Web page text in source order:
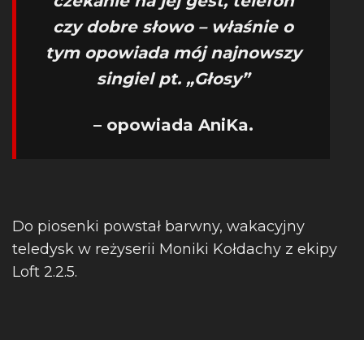
czy dobre słowo – właśnie o
tym opowiada mój najnowszy
singiel pt. „Głosy”
– opowiada AniKa.
Do piosenki powstał barwny, wakacyjny
teledysk w reżyserii Moniki Kołdachy z ekipy
Loft 2.2.5.